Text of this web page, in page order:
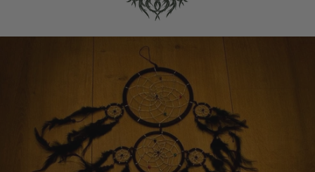
FORTSÆT TIL PRODUKTINFORMATION